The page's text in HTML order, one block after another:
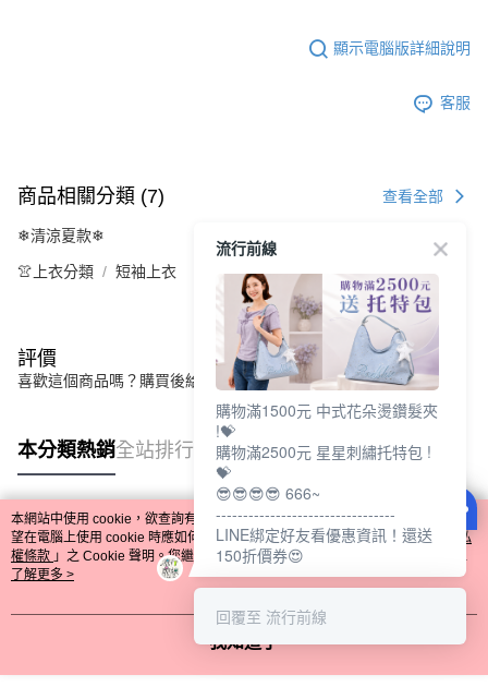
顯示電腦版詳細說明
客服
商品相關分類 (7) 查看全部
❄清涼夏款❄
👚上衣分類 短袖上衣
評價
喜歡這個商品嗎？購買後給他一個好評吧
本分類熱銷全站排行
熱門標籤
本網站中使用 cookie，欲查詢有關本網站使用 cookie 方式之詳情，及若您不希
望在電腦上使用 cookie 時應如何變更電腦的 cookie 設定，請參閱本網站「
隱私
權條款 」之 Cookie 聲明。您繼續使用本網站即表示您同意本公司得按本網站使
用條款之 Cookie 聲明使用 cookie。
了解更多 >
我知道了
流行前線
購物滿1500元 中式花朵燙鑽髮夾
!💝
購物滿2500元 星星刺繡托特包 !
💝
😎😎😎😎 666~
---------------------------------
LINE綁定好友看優惠資訊！還送
150折價券😍
回覆至 流行前線